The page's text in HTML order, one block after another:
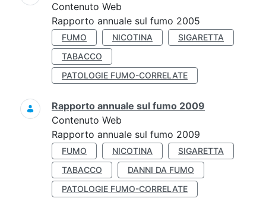
Contenuto Web
Rapporto annuale sul fumo 2005
FUMO NICOTINA
SIGARETTA
TABACCO
PATOLOGIE FUMO-CORRELATE
Rapporto annuale sul fumo 2009
Contenuto Web
Rapporto annuale sul fumo 2009
FUMO NICOTINA
SIGARETTA
TABACCO
DANNI DA FUMO
PATOLOGIE FUMO-CORRELATE